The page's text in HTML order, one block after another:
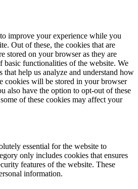
improve your experience while you
Out of these, the cookies that are
stored on your browser as they are
basic functionalities of the website. We
that help us analyze and understand how
cookies will be stored in your browser
also have the option to opt-out of these
of these cookies may affect your
essential for the website to
only includes cookies that ensures
features of the website. These
information.